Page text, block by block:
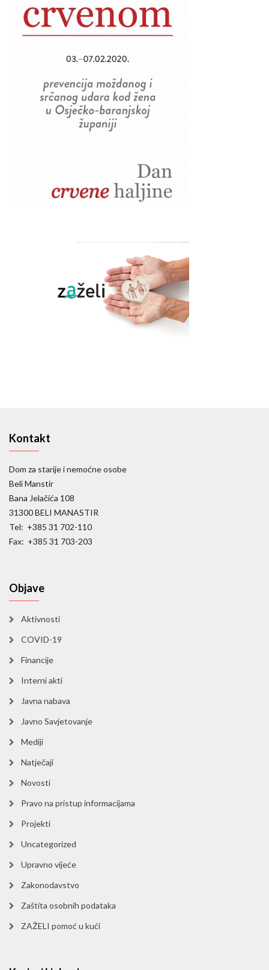
Kontakt
Dom za starije i nemoćne osobe
Beli Manstir
Bana Jelačića 108
31300 BELI MANASTIR
Tel: +385 31 702-110
Fax: +385 31 703-203
Objave
Aktivnosti
COVID-19
Financije
Interni akti
Javna nabava
Javno Savjetovanje
Mediji
Natječaji
Novosti
Pravo na pristup informacijama
Projekti
Uncategorized
Upravno vijeće
Zakonodavstvo
Zaštita osobnih podataka
ZAŽELI pomoć u kući